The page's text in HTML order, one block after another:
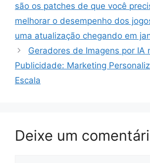
são os patches de que você
melhorar o desempenho dos
uma atualização chegando em
Geradores de Imagens por IA
Publicidade: Marketing
Escala
Deixe um